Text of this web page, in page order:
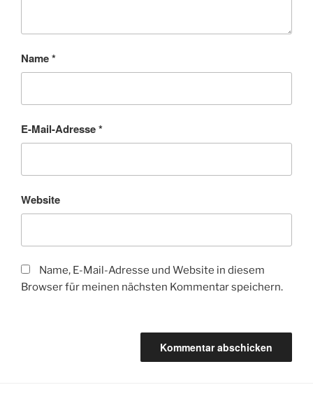
Name*
E-Mail-Adresse*
Website
Name, E-Mail-Adresse und Website in diesem
Browser für meinen nächsten Kommentar speichern.